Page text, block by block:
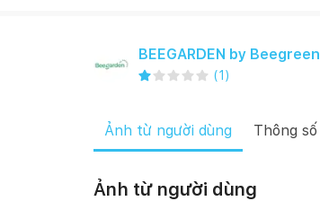
BEEGARDEN by Beegreen
(1 )
Ảnh từ người dùng Thông số
Ảnh từ người dùng